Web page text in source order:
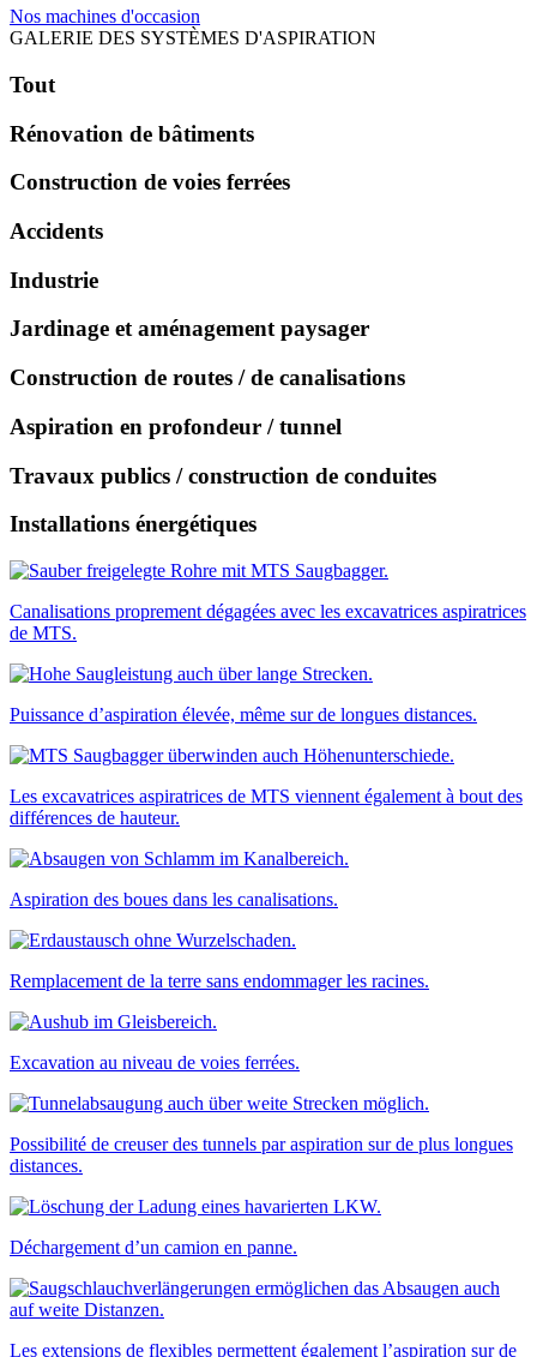
Nos machines d'occasion
GALERIE DES SYSTÈMES D'ASPIRATION
Tout
Rénovation de bâtiments
Construction de voies ferrées
Accidents
Industrie
Jardinage et aménagement paysager
Construction de routes / de canalisations
Aspiration en profondeur / tunnel
Travaux publics / construction de conduites
Installations énergétiques
Canalisations proprement dégagées avec les excavatrices aspiratrices
de MTS.
Puissance d’aspiration élevée, même sur de longues distances.
Les excavatrices aspiratrices de MTS viennent également à bout des
différences de hauteur.
Aspiration des boues dans les canalisations.
Remplacement de la terre sans endommager les racines.
Excavation au niveau de voies ferrées.
Possibilité de creuser des tunnels par aspiration sur de plus longues
distances.
Déchargement d’un camion en panne.
Les extensions de flexibles permettent également l’aspiration sur de